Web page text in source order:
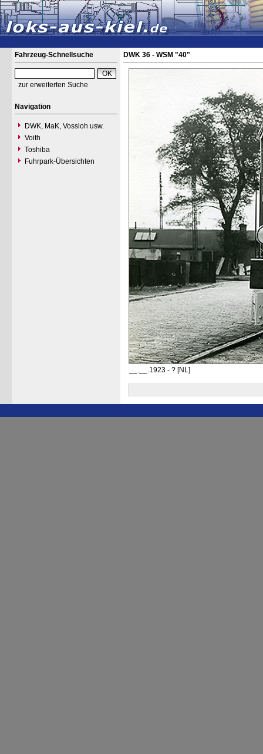
Fahrzeug-Schnellsuche
zur erweiterten Suche
Navigation
DWK, MaK, Vossloh usw.
Voith
Toshiba
Fuhrpark-Übersichten
DWK 36 - WSM "40"
__.__.1923 - ? [NL]